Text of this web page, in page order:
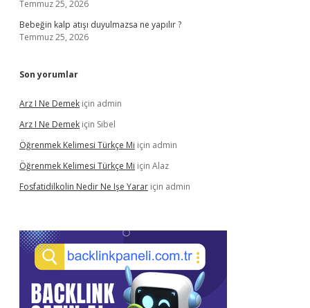
Temmuz 25, 2026
Bebeğin kalp atışı duyulmazsa ne yapılır ?
Temmuz 25, 2026
Son yorumlar
Arz I Ne Demek için admin
Arz I Ne Demek için Sibel
Öğrenmek Kelimesi Türkçe Mi için admin
Öğrenmek Kelimesi Türkçe Mi için Alaz
Fosfatidilkolin Nedir Ne Işe Yarar için admin